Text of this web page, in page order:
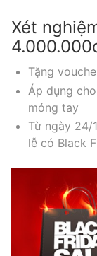
Xét
Tặng
Áp dụng
móng tay
Từ ngày 24/
lễ có Black